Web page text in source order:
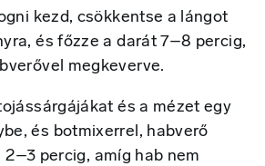
kezd, csökkentse a lángot
és főzze a darát 7–8 percig,
megkeverve.
és a mézet egy
és botmixerrel, habverő
percig, amíg hab nem